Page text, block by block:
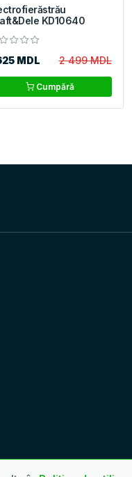
KD10640
MDL 2 499 MDL
Cumpără